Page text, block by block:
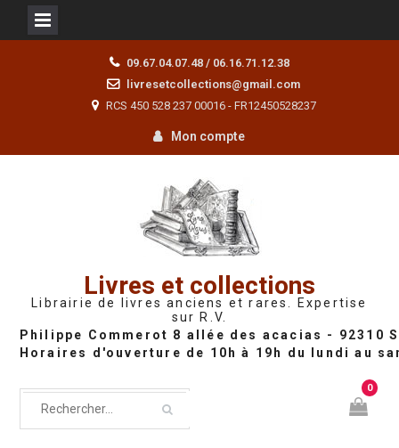
09.67.04.07.48 / 06.16.71.12.38
livresetcollections@gmail.com
RCS 450 528 237 00016 - FR12450528237
Mon compte
Livres et collections
Librairie de livres anciens et rares. Expertise
sur R.V.
0